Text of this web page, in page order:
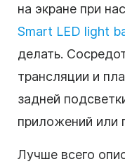
на экране при
Smart LED light
делать.
трансляции и
задней
приложений или
Лучше всего